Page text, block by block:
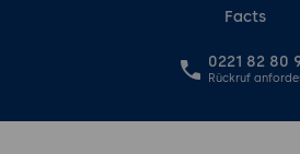
Facts
0221 82 80
Rückruf